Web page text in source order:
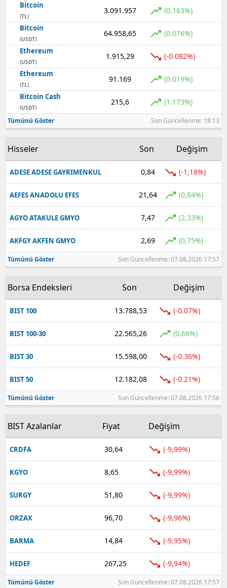
Bitcoin
(TL)
3.091.957 (0.163%)
Bitcoin
(USDT)
64.958,65 (0.076%)
Ethereum
(USDT)
1.915,29 (-0.082%)
Ethereum
(TL)
91.169 (0.019%)
Bitcoin Cash
(USDT)
215,6 (1.173%)
Tümünü Göster Son Güncellenme: 18:13
Hisseler Son Değişim
ADESE ADESE GAYRIMENKUL 0,84 (-1,18%)
AEFES ANADOLU EFES 21,64 (0,84%)
AGYO ATAKULE GMYO 7,47 (2,33%)
AKFGY AKFEN GMYO 2,69 (0,75%)
Tümünü Göster Son Güncellenme: 07.08.2026 17:57
Borsa Endeksleri Son Değişim
BIST 100 13.788,53 (-0.07%)
BIST 100-30 22.565,26 (0.66%)
BIST 30 15.598,00 (-0.36%)
BIST 50 12.182,08 (-0.21%)
Tümünü Göster Son Güncellenme: 07.08.2026 17:56
BIST Azalanlar Fiyat Değişim
CRDFA 30,64 (-9,99%)
KGYO 8,65 (-9,99%)
SURGY 51,80 (-9,99%)
ORZAX 96,70 (-9,96%)
BARMA 14,84 (-9,95%)
HEDEF 267,25 (-9,94%)
Tümünü Göster Son Güncellenme: 07.08.2026 17:57